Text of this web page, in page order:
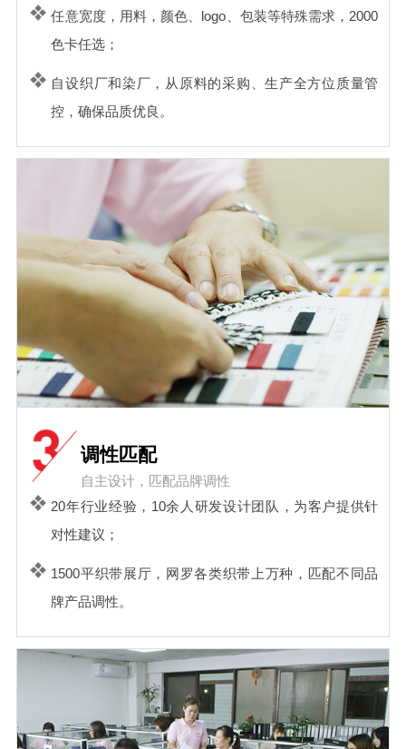
任意宽度，用料，颜色、logo、包装等特殊需求，2000
色卡任选；
自设织厂和染厂，从原料的采购、生产全方位质量管
控，确保品质优良。
调性匹配
自主设计，匹配品牌调性
20年行业经验，10余人研发设计团队，为客户提供针
对性建议；
1500平织带展厅，网罗各类织带上万种，匹配不同品
牌产品调性。